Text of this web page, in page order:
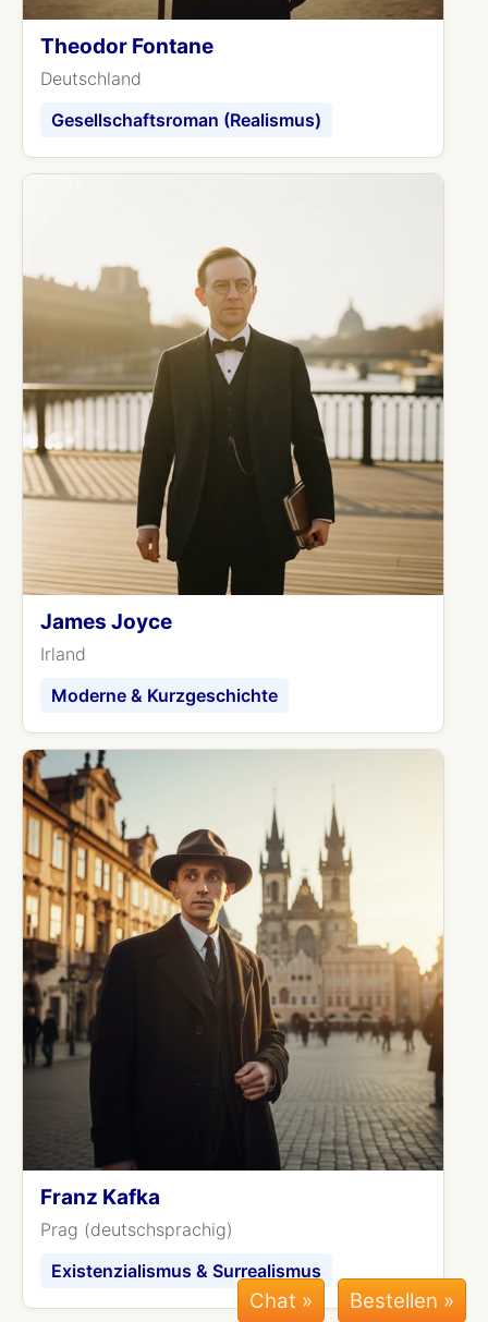
Theodor Fontane
Deutschland
Gesellschaftsroman (Realismus)
James Joyce
Irland
Moderne & Kurzgeschichte
Franz Kafka
Prag (deutschsprachig)
Existenzialismus & Surrealismus
Chat »